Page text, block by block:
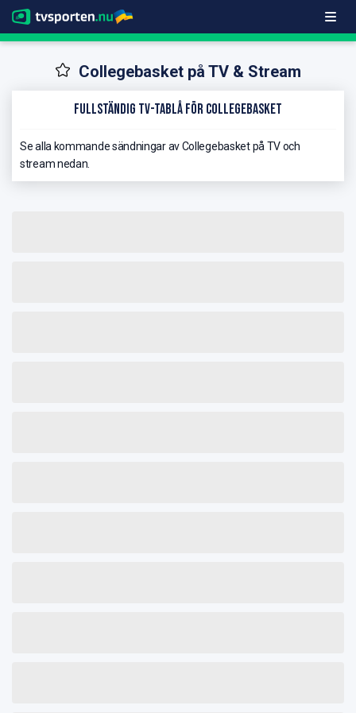
Collegebasket på TV & Stream
Fullständig TV-Tablå för Collegebasket
Se alla kommande sändningar av Collegebasket på TV och
stream nedan.